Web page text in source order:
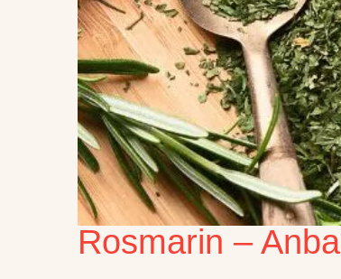
Rosmarin –